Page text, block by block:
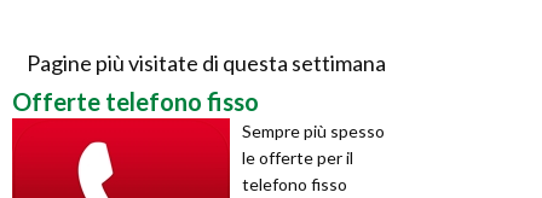
Pagine più visitate di questa settimana
Offerte telefono fisso
Sempre più spesso
le offerte per il
telefono fisso